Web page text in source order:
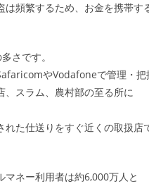
は頻繁するため、お金を携帯す
さです。
やVodafoneで管理・把
、スラム、農村部の至る所に
れた仕送りをすぐ近くの取扱店
ネー利用者は約6,000万人と